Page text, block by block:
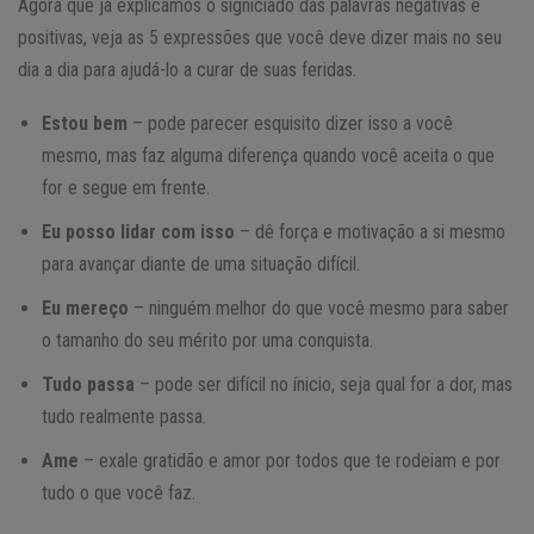
Agora que já explicamos o signiciado das palavras negativas e
positivas, veja as 5 expressões que você deve dizer mais no seu
dia a dia para ajudá-lo a curar de suas feridas.
Estou bem – pode parecer esquisito dizer isso a você
mesmo, mas faz alguma diferença quando você aceita o que
for e segue em frente.
Eu posso lidar com isso – dê força e motivação a si mesmo
para avançar diante de uma situação difícil.
Eu mereço – ninguém melhor do que você mesmo para saber
o tamanho do seu mérito por uma conquista.
Tudo passa – pode ser difícil no ínicio, seja qual for a dor, mas
tudo realmente passa.
Ame – exale gratidão e amor por todos que te rodeiam e por
tudo o que você faz.